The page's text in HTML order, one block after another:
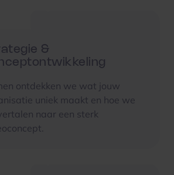
&
ontdekken we wat jouw
uniek maakt en hoe we
naar een sterk